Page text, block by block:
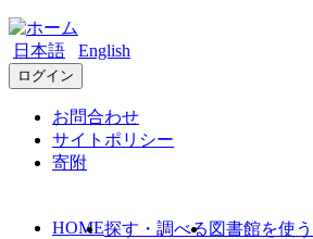
日本語 English
ログイン
お問合わせ
サイトポリシー
寄附
HOME探す・調べる 図書館を使う